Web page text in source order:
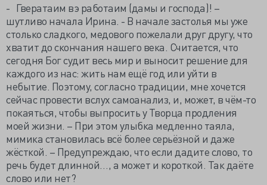
- Гвератаим вэ работаим (дамы и господа)! –
шутливо начала Ирина. - В начале застолья мы уже
столько сладкого, медового пожелали друг другу, что
хватит до скончания нашего века. Считается, что
сегодня Бог судит весь мир и выносит решение для
каждого из нас: жить нам ещё год или уйти в
небытие. Поэтому, согласно традиции, мне хочется
сейчас провести вслух самоанализ, и, может, в чём-то
покаяться, чтобы выпросить у Творца продления
моей жизни. – При этом улыбка медленно таяла,
мимика становилась всё более серьёзной и даже
жёсткой. – Предупреждаю, что если дадите слово, то
речь будет длинной…, а может и короткой. Так даёте
слово или нет?